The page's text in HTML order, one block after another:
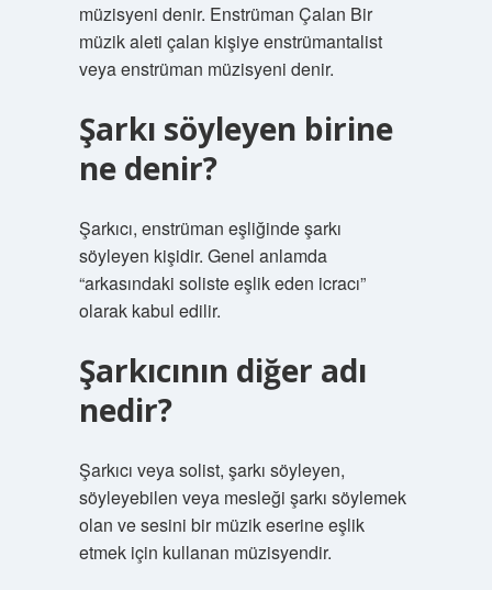
müzisyeni denir. Enstrüman Çalan Bir
müzik aleti çalan kişiye enstrümantalist
veya enstrüman müzisyeni denir.
Şarkı söyleyen birine
ne denir?
Şarkıcı, enstrüman eşliğinde şarkı
söyleyen kişidir. Genel anlamda
“arkasındaki soliste eşlik eden icracı”
olarak kabul edilir.
Şarkıcının diğer adı
nedir?
Şarkıcı veya solist, şarkı söyleyen,
söyleyebilen veya mesleği şarkı söylemek
olan ve sesini bir müzik eserine eşlik
etmek için kullanan müzisyendir.